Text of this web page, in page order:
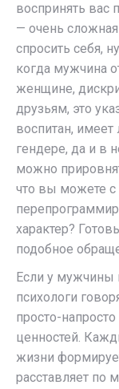
воспринять вас
— очень
спросить себя,
когда мужчина
женщине,
друзьям, это
воспитан,
гендере, да и в
можно
что вы можете
характер?
подобное
Если у мужчины
психологи
просто-
ценностей.
жизни
расставляет по